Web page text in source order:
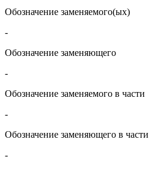
Обозначение заменяемого(ых)
-
Обозначение заменяющего
-
Обозначение заменяемого в части
-
Обозначение заменяющего в части
-